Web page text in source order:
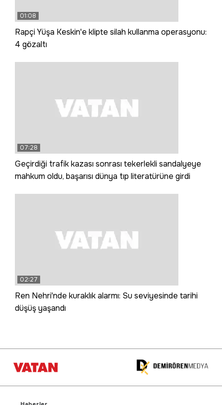
01:08
Rapçi Yüşa Keskin'e klipte silah kullanma operasyonu:
4 gözaltı
07:28
Geçirdiği trafik kazası sonrası tekerlekli sandalyeye
mahkum oldu, başarısı dünya tıp literatürüne girdi
02:27
Ren Nehri'nde kuraklık alarmı: Su seviyesinde tarihi
düşüş yaşandı